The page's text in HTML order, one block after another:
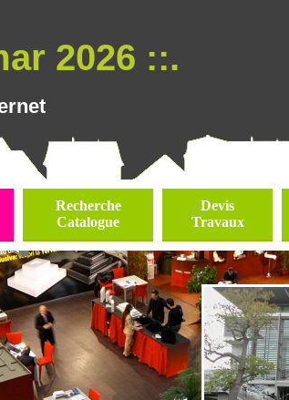
2026 ::.
Recherche
Catalogue
Devis
Travaux